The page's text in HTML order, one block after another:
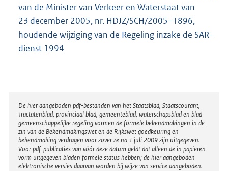
van de Minister van Verkeer en Waterstaat van
23 december 2005, nr. HDJZ/SCH/2005–1896,
houdende wijziging van de Regeling inzake de SAR-
dienst 1994
Disclaimer
De hier aangeboden pdf-bestanden van het Staatsblad, Staatscourant,
Tractatenblad, provinciaal blad, gemeenteblad, waterschapsblad en blad
gemeenschappelijke regeling vormen de formele bekendmakingen in de
zin van de Bekendmakingswet en de Rijkswet goedkeuring en
bekendmaking verdragen voor zover ze na 1 juli 2009 zijn uitgegeven.
Voor pdf-publicaties van vóór deze datum geldt dat alleen de in papieren
vorm uitgegeven bladen formele status hebben; de hier aangeboden
elektronische versies daarvan worden bij wijze van service aangeboden.